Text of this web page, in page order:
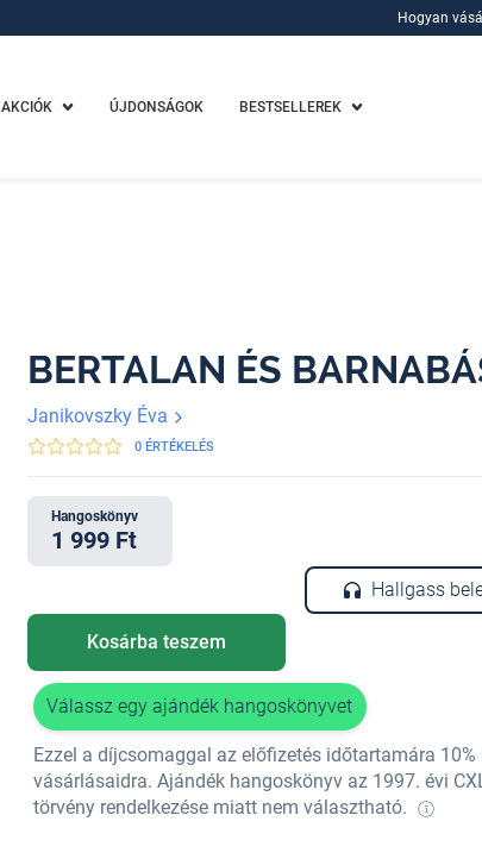
Hogyan
AKCIÓK ÚJDONSÁGOK BESTSELLEREK
BERTALAN ÉS
Janikovszky Éva
0 ÉRTÉKELÉS
Hangoskönyv
1 999 Ft
Kosárba teszem
Hallgass
Válassz egy ajándék hangoskönyvet
Ezzel a díjcsomaggal az előfizetés időtartamára
vásárlásaidra. Ajándék hangoskönyv az 1997. évi
törvény rendelkezése miatt nem választható.